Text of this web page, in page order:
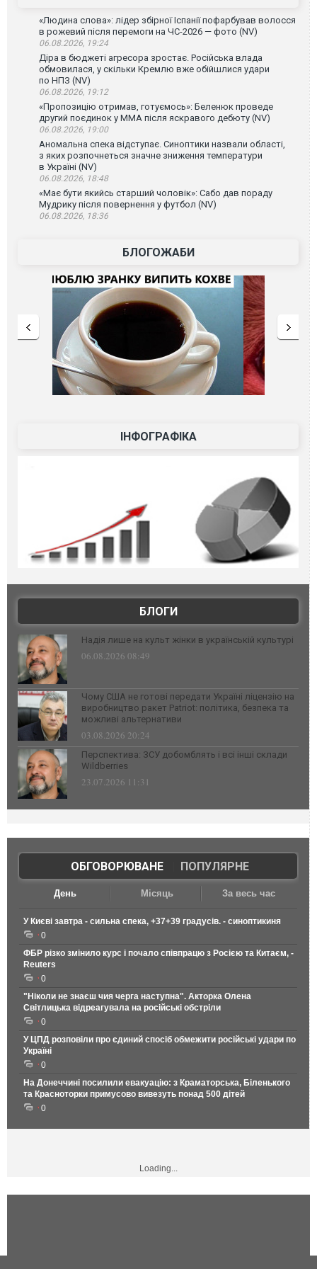
«Людина слова»: лідер збірної Іспанії пофарбував волосся
в рожевий після перемоги на ЧС-2026 — фото (NV)
06.08.2026, 19:24
Діра в бюджеті агресора зростає. Російська влада
обмовилася, у скільки Кремлю вже обійшлися удари
по НПЗ (NV)
06.08.2026, 19:12
«Пропозицію отримав, готуємось»: Беленюк проведе
другий поєдинок у ММА після яскравого дебюту (NV)
06.08.2026, 19:00
Аномальна спека відступає. Синоптики назвали області,
з яких розпочнеться значне зниження температури
в Україні (NV)
06.08.2026, 18:48
«Має бути якийсь старший чоловік»: Сабо дав пораду
Мудрику після повернення у футбол (NV)
06.08.2026, 18:36
БЛОГОЖАБИ
ІНФОГРАФІКА
БЛОГИ
Надія лише на культ жінки в українській культурі
06.08.2026 08:49
Чому США не готові передати Україні ліцензію на
виробництво ракет Patriot: політика, безпека та
можливі альтернативи
03.08.2026 20:24
Перспектива: ЗСУ добомблять і всі інші склади
Wildberries
23.07.2026 11:31
ОБГОВОРЮВАНЕ| ПОПУЛЯРНЕ
День Місяць За весь час
У Києві завтра - сильна спека, +37+39 градусів. - синоптикиня
0
ФБР різко змінило курс і почало співпрацю з Росією та Китаєм, -
Reuters
0
"Ніколи не знаєш чия черга наступна". Акторка Олена
Світлицька відреагувала на російські обстріли
0
У ЦПД розповіли про єдиний спосіб обмежити російські удари по
Україні
0
На Донеччині посилили евакуацію: з Краматорська, Біленького
та Красноторки примусово вивезуть понад 500 дітей
0
Loading...